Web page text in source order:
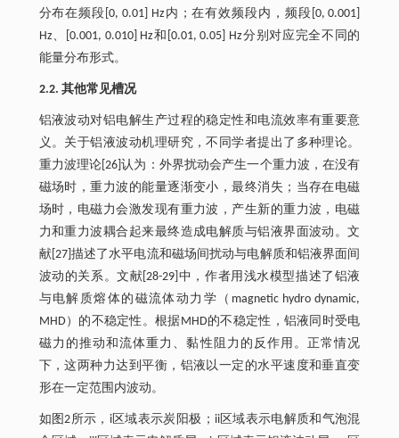
分布在频段[0, 0.01] Hz内；在有效频段内，频段[0, 0.001]
Hz、[0.001, 0.010] Hz和[0.01, 0.05] Hz分别对应完全不同的
能量分布形式。
2.2. 其他常见槽况
铝液波动对铝电解生产过程的稳定性和电流效率有重要意
义。关于铝液波动机理研究，不同学者提出了多种理论。
重力波理论[26]认为：外界扰动会产生一个重力波，在没有
磁场时，重力波的能量逐渐变小，最终消失；当存在电磁
场时，电磁力会激发现有重力波，产生新的重力波，电磁
力和重力波耦合起来最终造成电解质与铝液界面波动。文
献[27]描述了水平电流和磁场间扰动与电解质和铝液界面间
波动的关系。文献[28-29]中，作者用浅水模型描述了铝液
与电解质熔体的磁流体动力学（magnetic hydro dynamic,
MHD）的不稳定性。根据MHD的不稳定性，铝液同时受电
磁力的推动和流体重力、黏性阻力的反作用。正常情况
下，这两种力达到平衡，铝液以一定的水平速度和垂直变
形在一定范围内波动。
如图2所示，i区域表示炭阳极；ii区域表示电解质和气泡混